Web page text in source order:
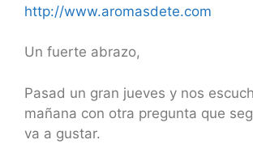
http://www.aromasdete.com
Un fuerte abrazo,
Pasad un gran jueves y nos
mañana con otra pregunta que
va a gustar.